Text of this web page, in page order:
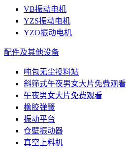
VB振动电机
YZS振动电机
YZO振动电机
配件及其他设备
吨包无尘投料站
斜筛式午夜男女大片免费观看
午夜男女大片免费观看
橡胶弹簧
振动平台
仓壁振动器
真空上料机